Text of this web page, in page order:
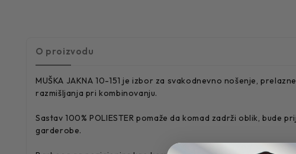
O proizvodu
MUŠKA JAKNA 10-151 je izbor za svakodnevno nošenje,
razmišljanja pri kombinovanju.
Sastav 100% POLIESTER pomaže da komad zadrži oblik,
garderobe.